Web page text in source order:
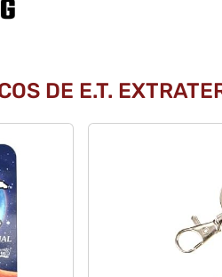
DE E.T.